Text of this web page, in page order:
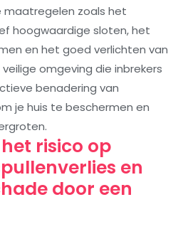
maatregelen zoals het
hoogwaardige sloten, het
en het goed verlichten van
omgeving die inbrekers
benadering van
je huis te beschermen en
risico op
en
door een